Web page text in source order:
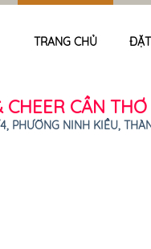
TRANG CHỦ
CHEER CẦN
PHƯỜNG NINH KIỀU,